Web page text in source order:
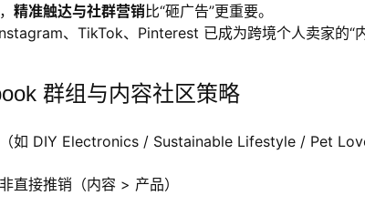
精准触达与社群营销比“砸广告”更重要。
、TikTok、Pinterest 已成为跨境个人卖家的“内
群组与内容社区策略
如 DIY Electronics / Sustainable Lifestyle / Pet
直接推销（内容 > 产品）